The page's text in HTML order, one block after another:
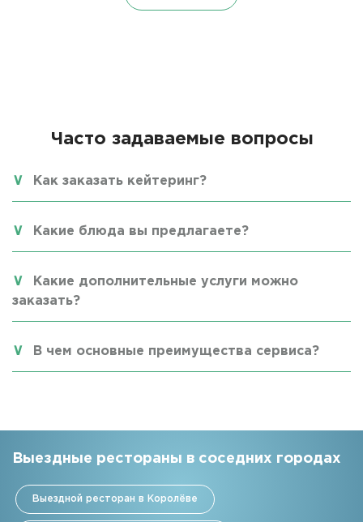
Часто задаваемые вопросы
Как заказать кейтеринг?
Какие блюда вы предлагаете?
Какие дополнительные услуги можно
заказать?
В чем основные преимущества сервиса?
Выездные рестораны в соседних городах
Выездной ресторан в Королёве